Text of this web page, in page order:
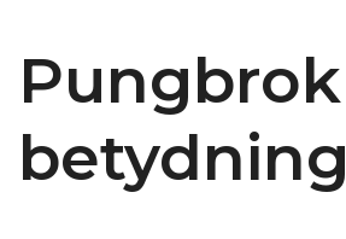
Pungbrok
betydning